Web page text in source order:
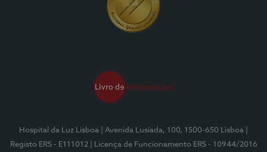
Hospital da Luz Lisboa | Avenida Lusíada, 100, 1500-650 Lisboa
Registo ERS - E111012
| Licença de Funcionamento ERS - 10944/2016